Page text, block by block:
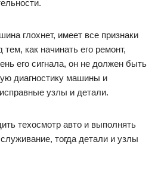
глохнет, имеет все признаки
как начинать его ремонт,
его сигнала, он не должен быть
диагностику машины и
узлы и детали.
техосмотр авто и выполнять
тогда детали и узлы